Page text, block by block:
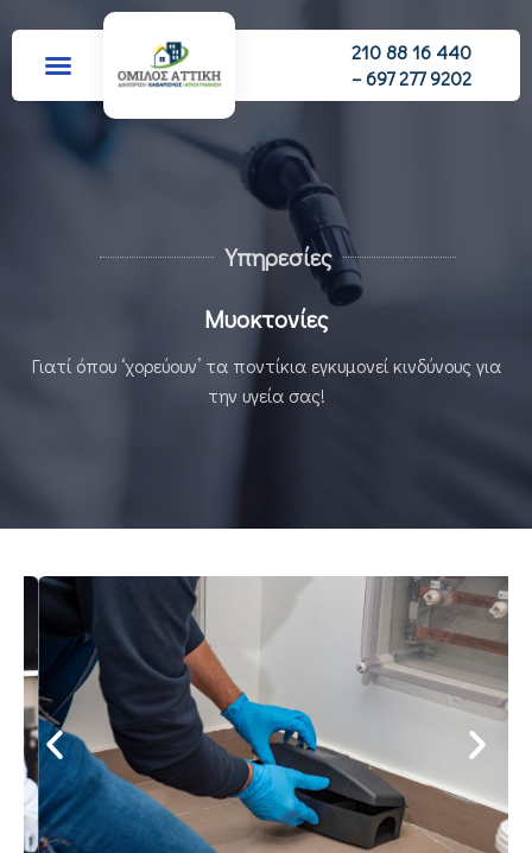
210 88 16 440
– 697 277 9202
Υπηρεσίες
Μυοκτονίες
Γιατί όπου ‘χορεύουν’ τα ποντίκια εγκυμονεί κινδύνους για
την υγεία σας!